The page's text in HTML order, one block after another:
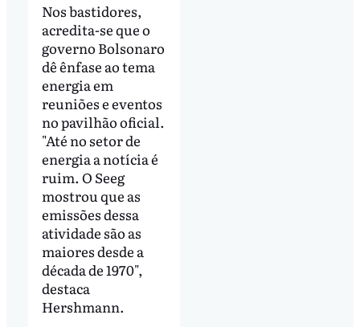
Nos bastidores,
acredita-se que o
governo Bolsonaro
dê ênfase ao tema
energia em
reuniões e eventos
no pavilhão oficial.
"Até no setor de
energia a notícia é
ruim. O Seeg
mostrou que as
emissões dessa
atividade são as
maiores desde a
década de 1970",
destaca
Hershmann.